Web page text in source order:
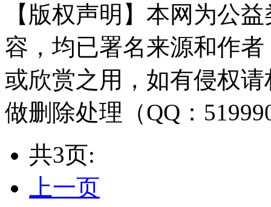
【版权声明】本网为公
容，均已署名来源和作
或欣赏之用，如有侵权
做删除处理（QQ：
共3页:
上一页